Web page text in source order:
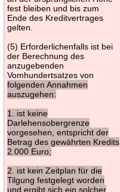
fest bleiben und bis zum
Ende des Kreditvertrages
gelten.
(5) Erforderlichenfalls ist bei
der Berechnung des
anzugebenden
Vomhundertsatzes von
folgenden Annahmen
auszugehen:
1. ist keine
Darlehensobergrenze
vorgesehen, entspricht der
Betrag des gewährten Kredits
2.000 Euro;
2. ist kein Zeitplan für die
Tilgung festgelegt worden
und ergibt sich ein solcher